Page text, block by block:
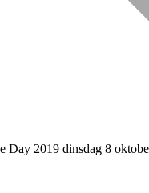
2019 dinsdag 8